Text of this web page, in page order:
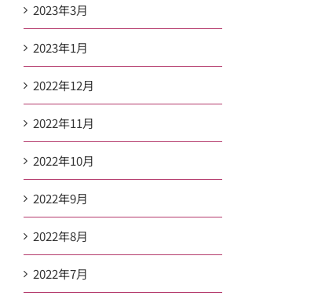
2023年3月
2023年1月
2022年12月
2022年11月
2022年10月
2022年9月
2022年8月
2022年7月